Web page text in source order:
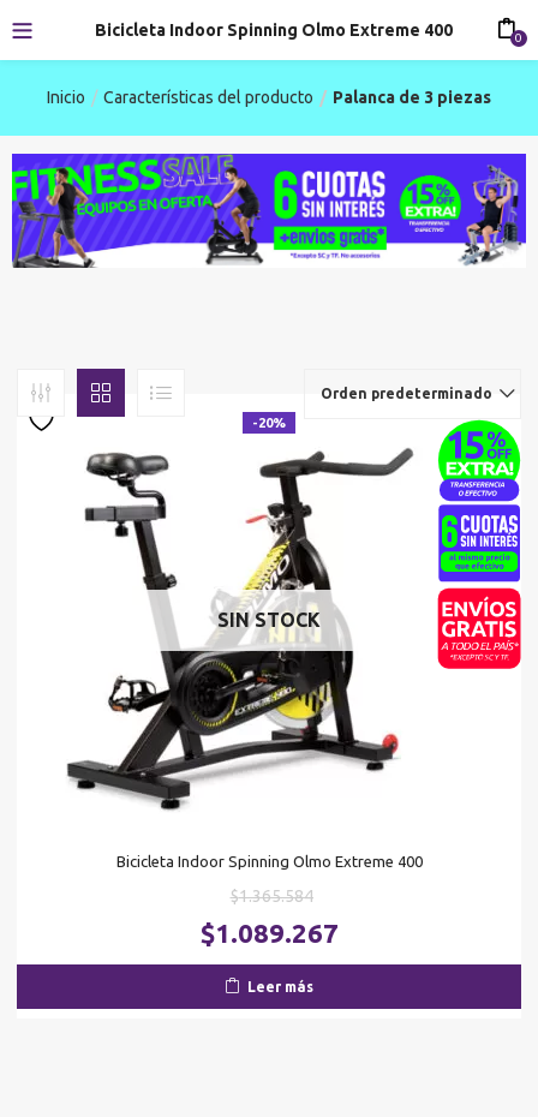
Bicicleta Indoor Spinning Olmo Extreme 400 0
Inicio Características del producto Palanca de 3 piezas
Orden predeterminado
-20%
SIN STOCK
Bicicleta Indoor Spinning Olmo Extreme 400
$1.365.584El
precio
original
$1.365.584.
$1.089.267
Leer más